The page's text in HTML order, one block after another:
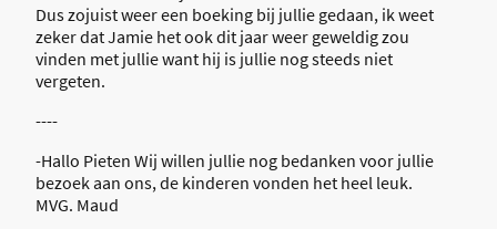
Dus zojuist weer een boeking bij jullie gedaan, ik weet
zeker dat Jamie het ook dit jaar weer geweldig zou
vinden met jullie want hij is jullie nog steeds niet
vergeten.
----
-Hallo Pieten Wij willen jullie nog bedanken voor jullie
bezoek aan ons, de kinderen vonden het heel leuk.
MVG. Maud